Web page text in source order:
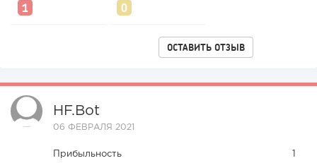
ОСТАВИТЬ ОТЗЫВ
HF.bot
06 ФЕВРАЛЯ 2021
Прибыльность